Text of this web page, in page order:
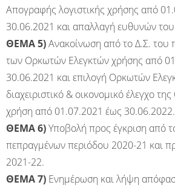
Απογραφής λογιστικής χρήσης από
30.06.2021 και απαλλαγή ευθυνών
ΘΕΜΑ 5)Ανακοίνωση από το Δ.Σ. του
των Ορκωτών Ελεγκτών χρήσης από
30.06.2021 και επιλογή Ορκωτών
διαχειριστικό & οικονομικό έλεγχο
χρήση από 01.07.2021 έως 30.06.2022.
ΘΕΜΑ 6)Υποβολή προς έγκριση από
πεπραγμένων περιόδου 2020-21 και
2021-22.
ΘΕΜΑ 7) Ενημέρωση και λήψη